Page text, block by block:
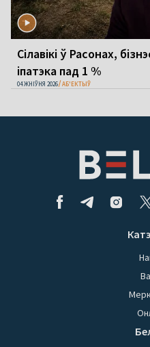
Сілавікі ў Расонах,
іпатэка пад 1 %
04 ЖНІЎНЯ 2026 АБ'ЕКТЫЎ